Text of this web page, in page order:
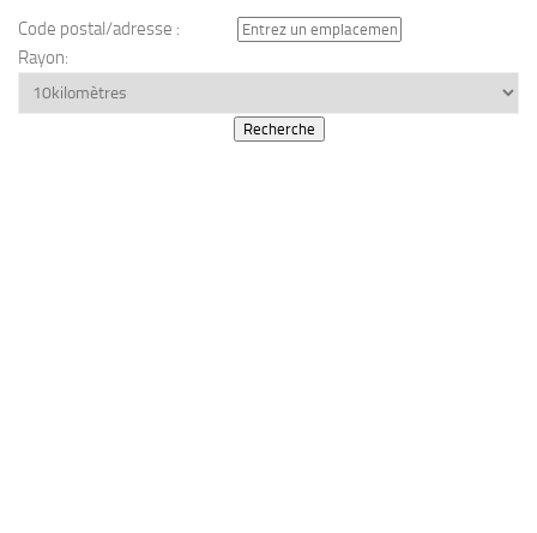
Code postal/adresse :
Rayon: